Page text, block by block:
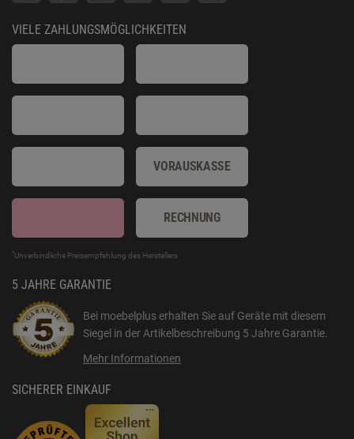
VIELE ZAHLUNGSMÖGLICHKEITEN
VORAUSKASSE
RECHNUNG
*Unverbindliche Preisempfehlung des Herstellers
5 JAHRE GARANTIE
Bei moebelplus erhalten Sie auf Geräte mit diesem
Siegel in der Artikelbeschreibung 5 Jahre Garantie.
Mehr Informationen
SICHERER EINKAUF